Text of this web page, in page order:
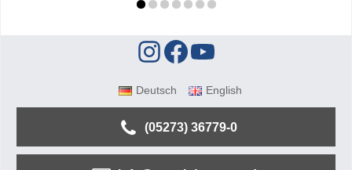
Deutsch English
(05273) 36779-0